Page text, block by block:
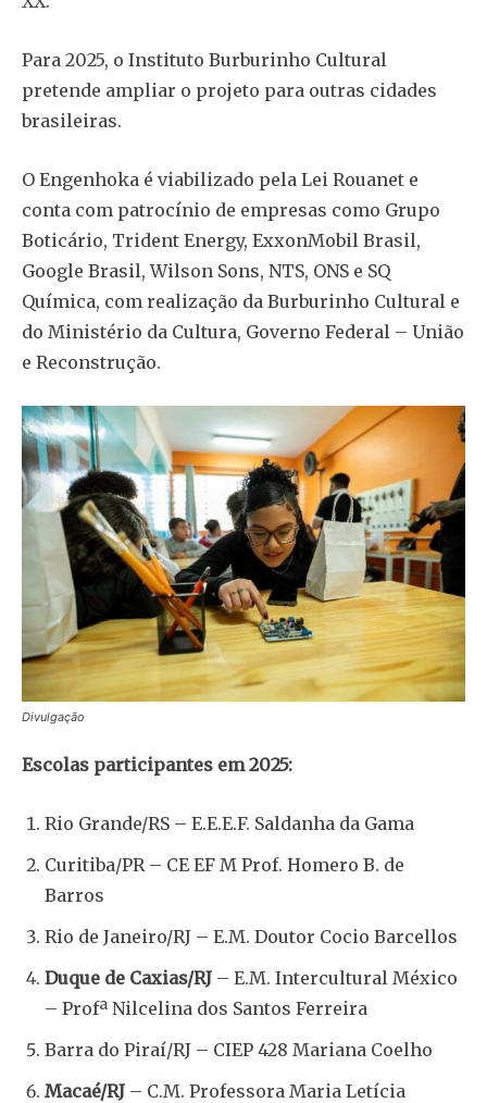
Para 2025, o Instituto Burburinho Cultural
pretende ampliar o projeto para outras cidades
brasileiras.
O Engenhoka é viabilizado pela Lei Rouanet e
conta com patrocínio de empresas como Grupo
Boticário, Trident Energy, ExxonMobil Brasil,
Google Brasil, Wilson Sons, NTS, ONS e SQ
Química, com realização da Burburinho Cultural e
do Ministério da Cultura, Governo Federal – União
e Reconstrução.
Divulgação
Escolas participantes em 2025:
Rio Grande/RS – E.E.E.F. Saldanha da Gama
Curitiba/PR – CE EF M Prof. Homero B. de
Barros
Rio de Janeiro/RJ – E.M. Doutor Cocio Barcellos
Duque de Caxias/RJ – E.M. Intercultural México
– Profª Nilcelina dos Santos Ferreira
Barra do Piraí/RJ – CIEP 428 Mariana Coelho
Macaé/RJ – C.M. Professora Maria Letícia